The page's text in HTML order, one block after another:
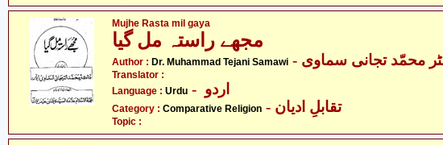
Mujhe Rasta mil gaya
مجھے راستہ مل گیا
Author : Dr. Muhammad Tejani Samawi محمّد تجانی سماوی
Translator :
Language : Urdu
Category : Comparative Religion - تقابلِ ادیان
Topic :